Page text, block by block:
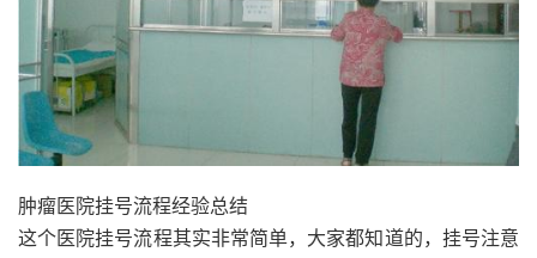
肿瘤医院挂号流程经验总结
这个医院挂号流程其实非常简单，大家都知道的，挂号注意